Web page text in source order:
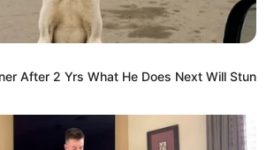
After 2 Yrs What He Does Next Will Stun